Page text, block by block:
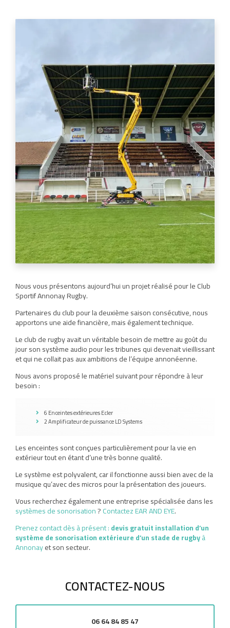
Nous vous présentons aujourd’hui un projet réalisé pour le Club
Sportif Annonay Rugby.
Partenaires du club pour la deuxième saison consécutive, nous
apportons une aide financière, mais également technique.
Le club de rugby avait un véritable besoin de mettre au goût du
jour son système audio pour les tribunes qui devenait vieillissant
et qui ne collait pas aux ambitions de l’équipe annonéenne.
Nous avons proposé le matériel suivant pour répondre à leur
besoin :
6 Enceintes extérieuresEcler
2 Amplificateur de puissanceLD Systems
Les enceintes sont conçues particulièrement pour la vie en
extérieur tout en étant d’une très bonne qualité.
Le système est polyvalent, car il fonctionne aussi bien avec de la
musique qu’avec des micros pour la présentation des joueurs.
Vous recherchez également une entreprise spécialisée dans les
systèmes de sonorisation?Contactez EAR AND EYE.
Prenez contact dès à présent :devis gratuitinstallation d’un
système de sonorisation extérieure d’un stade de rugbyà
Annonayet son secteur.
CONTACTEZ-NOUS
06 64 84 85 47